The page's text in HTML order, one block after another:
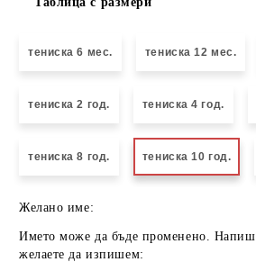
тениска 6 мес. тениска 12 мес.
тениска 2 год. тениска 4 год.
тениска 8 год. тениска 10 год.
Желано име:
Името може да бъде променено.
желаете да изпишем: